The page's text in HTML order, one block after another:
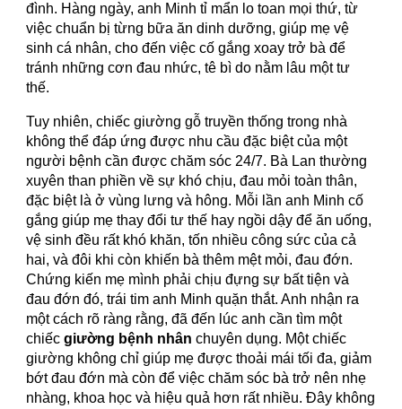
đình. Hàng ngày, anh Minh tỉ mẩn lo toan mọi thứ, từ
việc chuẩn bị từng bữa ăn dinh dưỡng, giúp mẹ vệ
sinh cá nhân, cho đến việc cố gắng xoay trở bà để
tránh những cơn đau nhức, tê bì do nằm lâu một tư
thế.
Tuy nhiên, chiếc giường gỗ truyền thống trong nhà
không thể đáp ứng được nhu cầu đặc biệt của một
người bệnh cần được chăm sóc 24/7. Bà Lan thường
xuyên than phiền về sự khó chịu, đau mỏi toàn thân,
đặc biệt là ở vùng lưng và hông. Mỗi lần anh Minh cố
gắng giúp mẹ thay đổi tư thế hay ngồi dậy để ăn uống,
vệ sinh đều rất khó khăn, tốn nhiều công sức của cả
hai, và đôi khi còn khiến bà thêm mệt mỏi, đau đớn.
Chứng kiến mẹ mình phải chịu đựng sự bất tiện và
đau đớn đó, trái tim anh Minh quặn thắt. Anh nhận ra
một cách rõ ràng rằng, đã đến lúc anh cần tìm một
chiếcgiường bệnh nhân chuyên dụng. Một chiếc
giường không chỉ giúp mẹ được thoải mái tối đa, giảm
bớt đau đớn mà còn để việc chăm sóc bà trở nên nhẹ
nhàng, khoa học và hiệu quả hơn rất nhiều. Đây không